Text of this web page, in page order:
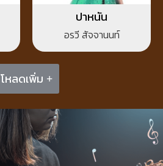
ปาหนัน
อรวี สัจจานนท์
โหลดเพิ่ม +